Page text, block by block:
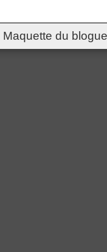
Maquette du